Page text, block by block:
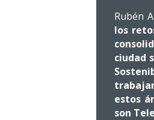
Rubén
los
ciudad
estos
son